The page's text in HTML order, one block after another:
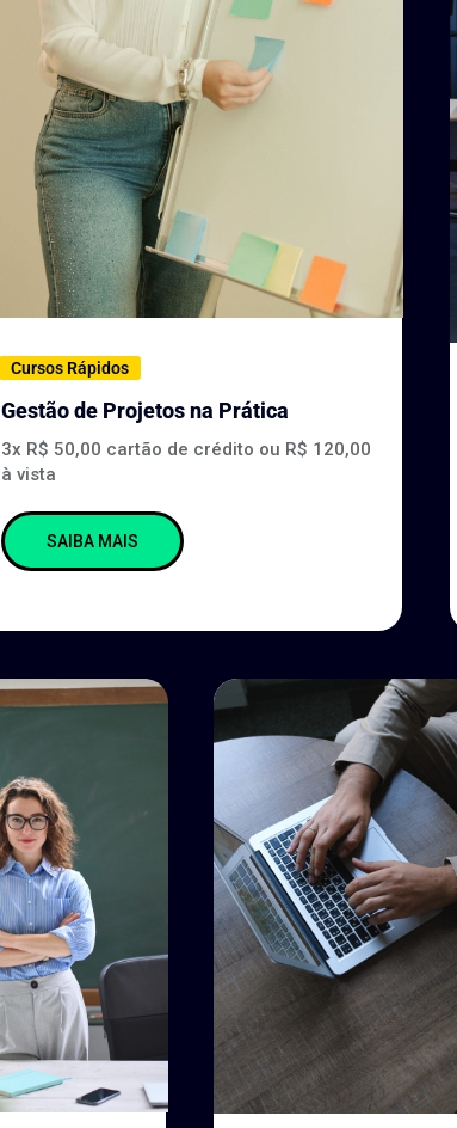
Cursos Rápidos
Gestão de Projetos na Prática
3x R$ 50,00 cartão de crédito ou R$ 120,00
à vista
SAIBA MAIS